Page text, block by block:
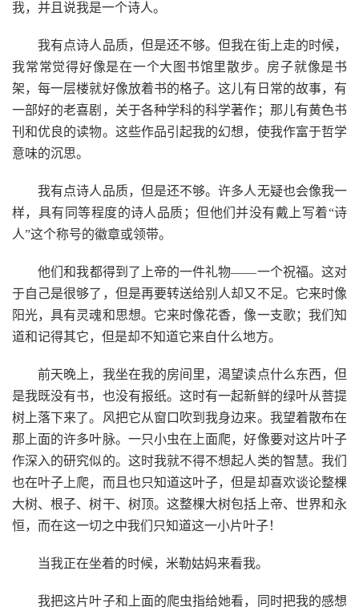
我，并且说我是一个诗人。
我有点诗人品质，但是还不够。但我在街上走的时候，
我常常觉得好像是在一个大图书馆里散步。房子就像是书
架，每一层楼就好像放着书的格子。这儿有日常的故事，有
一部好的老喜剧，关于各种学科的科学著作；那儿有黄色书
刊和优良的读物。这些作品引起我的幻想，使我作富于哲学
意味的沉思。
我有点诗人品质，但是还不够。许多人无疑也会像我一
样，具有同等程度的诗人品质；但他们并没有戴上写着“诗
人”这个称号的徽章或领带。
他们和我都得到了上帝的一件礼物——一个祝福。这对
于自己是很够了，但是再要转送给别人却又不足。它来时像
阳光，具有灵魂和思想。它来时像花香，像一支歌；我们知
道和记得其它，但是却不知道它来自什么地方。
前天晚上，我坐在我的房间里，渴望读点什么东西，但
是我既没有书，也没有报纸。这时有一起新鲜的绿叶从菩提
树上落下来了。风把它从窗口吹到我身边来。我望着散布在
那上面的许多叶脉。一只小虫在上面爬，好像要对这片叶子
作深入的研究似的。这时我就不得不想起人类的智慧。我们
也在叶子上爬，而且也只知道这叶子，但是却喜欢谈论整棵
大树、根子、树干、树顶。这整棵大树包括上帝、世界和永
恒，而在这一切之中我们只知道这一小片叶子！
当我正在坐着的时候，米勒姑妈来看我。
我把这片叶子和上面的爬虫指给她看，同时把我的感想